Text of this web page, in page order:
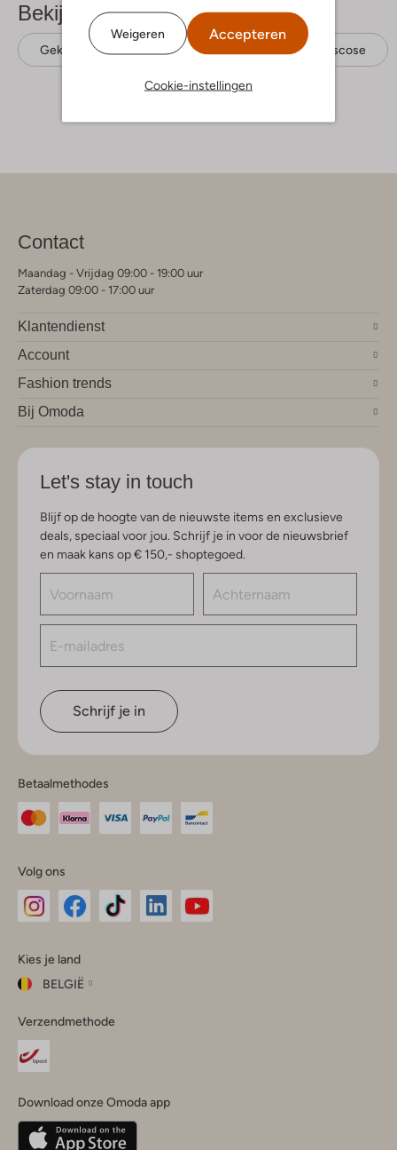
Weigeren Accepteren
Cookie-instellingen
Bekijk meer
Geklede broeken Y.a.s. Ecovero viscose
Contact
Maandag - Vrijdag 09:00 - 19:00 uur
Zaterdag 09:00 - 17:00 uur
Klantendienst
Account
Fashion trends
Bij Omoda
Let's stay in touch
Blijf op de hoogte van de nieuwste items en exclusieve
deals, speciaal voor jou. Schrijf je in voor de nieuwsbrief
en maak kans op € 150,- shoptegoed.
Schrijf je in
Betaalmethodes
Volg ons
InstagramFacebook
Kies je land
BELGIË
je
land
Belgique(Français)
Deutschland
Verzendmethode
Download onze Omoda app